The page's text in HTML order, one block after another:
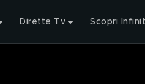
Dirette Tv Scopri